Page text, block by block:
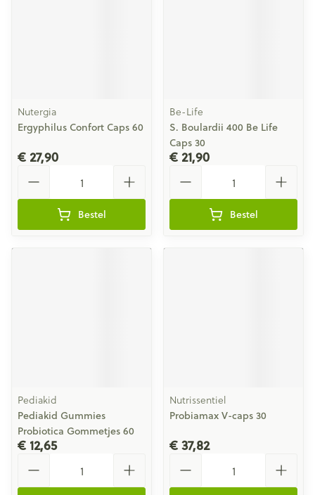
Nutergia
Ergyphilus Confort Caps 60
€ 27,90
Bestel
Be-Life
S. Boulardii 400 Be Life
Caps 30
€ 21,90
Bestel
Pediakid
Pediakid Gummies
Probiotica Gommetjes 60
€ 12,65
Nutrissentiel
Probiamax V-caps 30
€ 37,82